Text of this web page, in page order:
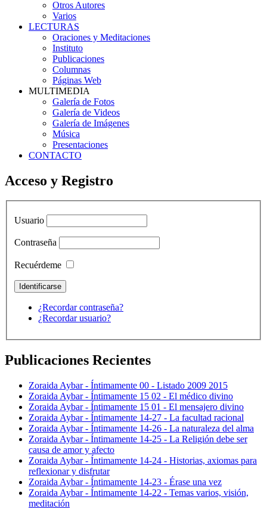
Otros Autores
Varios
LECTURAS
Oraciones y Meditaciones
Instituto
Publicaciones
Columnas
Páginas Web
MULTIMEDIA
Galería de Fotos
Galería de Videos
Galería de Imágenes
Música
Presentaciones
CONTACTO
Acceso y Registro
Usuario
Contraseña
Recuérdeme
¿Recordar contraseña?
¿Recordar usuario?
Publicaciones Recientes
Zoraida Aybar - Íntimamente 00 - Listado 2009 2015
Zoraida Aybar - Íntimamente 15 02 - El médico divino
Zoraida Aybar - Íntimamente 15 01 - El mensajero divino
Zoraida Aybar - Íntimamente 14-27 - La facultad racional
Zoraida Aybar - Íntimamente 14-26 - La naturaleza del alma
Zoraida Aybar - Íntimamente 14-25 - La Religión debe ser
causa de amor y afecto
Zoraida Aybar - Íntimamente 14-24 - Historias, axiomas para
reflexionar y disfrutar
Zoraida Aybar - Íntimamente 14-23 - Érase una vez
Zoraida Aybar - Íntimamente 14-22 - Temas varios, visión,
meditación